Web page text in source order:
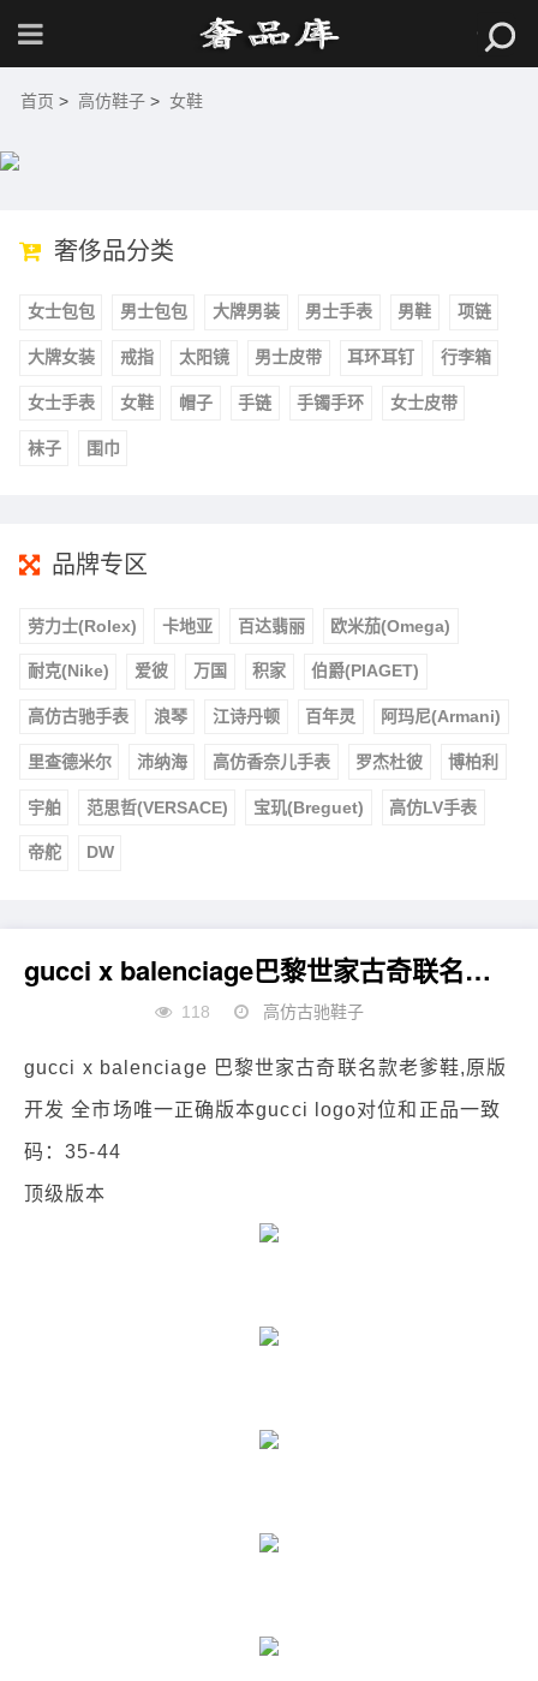
首页 > 高仿鞋子 > 女鞋
奢侈品分类
女士包包 男士包包 大牌男装 男士手表 男鞋 项链
大牌女装 戒指 太阳镜 男士皮带 耳环耳钉 行李箱
女士手表 女鞋 帽子 手链 手镯手环 女士皮带
袜子 围巾
品牌专区
劳力士(Rolex) 卡地亚 百达翡丽 欧米茄(Omega)
耐克(Nike) 爱彼 万国 积家 伯爵(PIAGET)
高仿古驰手表 浪琴 江诗丹顿 百年灵 阿玛尼(Armani)
里查德米尔 沛纳海 高仿香奈儿手表 罗杰杜彼 博柏利
宇舶 范思哲(VERSACE) 宝玑(Breguet) 高仿LV手表
帝舵 DW
gucci x balenciage巴黎世家古奇联名款老爹鞋
118 高仿古驰鞋子
gucci x balenciage 巴黎世家古奇联名款老爹鞋,原版
开发 全市场唯一正确版本gucci logo对位和正品一致
码：35-44
顶级版本